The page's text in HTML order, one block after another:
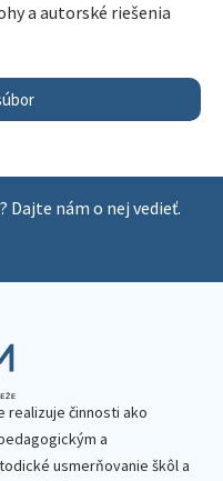
a autorské riešenia
Dajte nám o nej vedieť.
realizuje činnosti ako
a
usmerňovanie škôl a